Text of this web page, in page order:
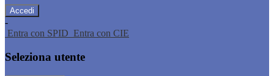
-
Entra con SPID Entra con CIE
Seleziona utente